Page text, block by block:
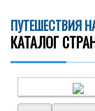
ПУТЕШЕСТВИЯ
КАТАЛОГ